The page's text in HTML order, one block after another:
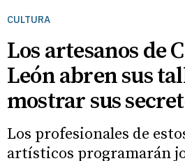
CULTURA
Los artesanos de
León abren sus
mostrar sus
Los profesionales de
artísticos programarán